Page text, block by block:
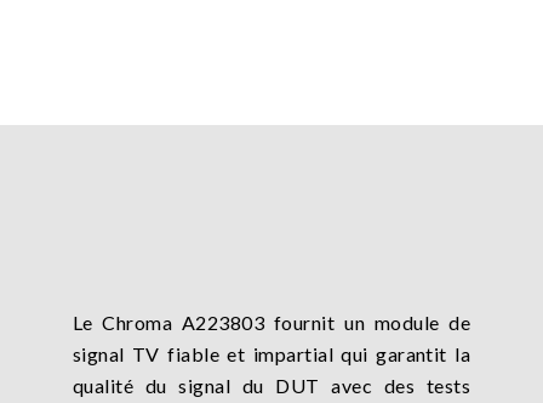
Le Chroma A223803 fournit un module de
signal TV fiable et impartial qui garantit la
qualité du signal du DUT avec des tests